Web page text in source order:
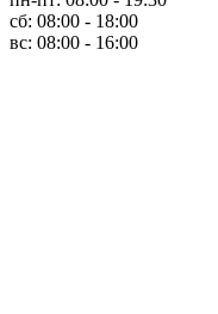
сб: 08:00 - 18:00
вс: 08:00 - 16:00